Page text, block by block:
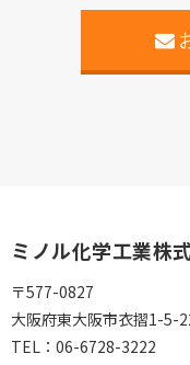
ミノル化学工業株
〒577-0827
大阪府東大阪市衣摺1-5-
TEL： 06-6728-3222